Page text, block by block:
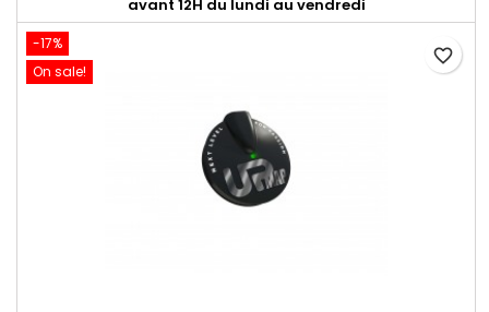
avant 12H du lundi au vendredi
-17%
On sale!
favorite_border